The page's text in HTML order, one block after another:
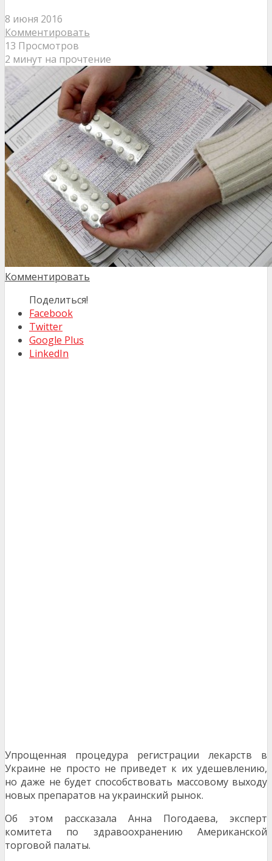
8 июня 2016
Комментировать
13 Просмотров
2 минут на прочтение
Комментировать
Поделиться!
Facebook
Twitter
Google Plus
LinkedIn
Упрощенная процедура регистрации лекарств в
Украине не просто не приведет к их удешевлению,
но даже не будет способствовать массовому выходу
новых препаратов на украинский рынок.
Об этом рассказала Анна Погодаева, эксперт
комитета по здравоохранению Американской
торговой палаты.